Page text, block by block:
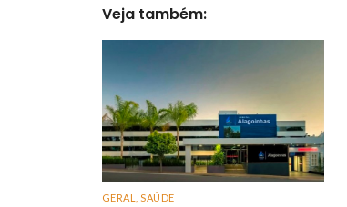
Veja também:
GERAL SAÚDE